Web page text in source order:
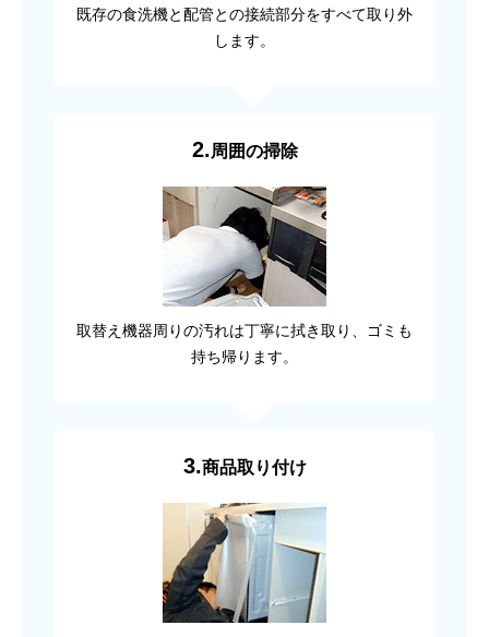
既存の食洗機と配管との接続部分をすべて取り外
します。
2.周囲の掃除
取替え機器周りの汚れは丁寧に拭き取り、ゴミも
持ち帰ります。
3.商品取り付け